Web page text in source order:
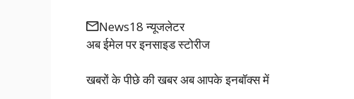
News18 न्यूजलेटर
अब ईमेल पर इनसाइड स्‍टोर‍ीज
खबरों के पीछे की खबर अब आपके इनबॉक्‍स में